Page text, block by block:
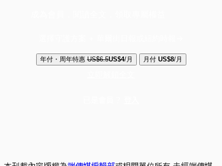
年付・周年特惠 US$6.5US$4/月 月付 US$8/月